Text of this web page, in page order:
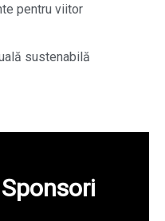
pentru viitor
sustenabilă